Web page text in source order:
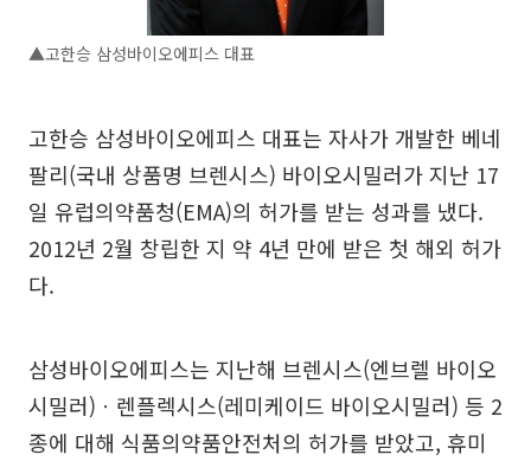
▲고한승 삼성바이오에피스 대표
고한승 삼성바이오에피스 대표는 자사가 개발한 베네
팔리(국내 상품명 브렌시스) 바이오시밀러가 지난 17
일 유럽의약품청(EMA)의 허가를 받는 성과를 냈다.
2012년 2월 창립한 지 약 4년 만에 받은 첫 해외 허가
다.
삼성바이오에피스는 지난해 브렌시스(엔브렐 바이오
시밀러)ㆍ렌플렉시스(레미케이드 바이오시밀러) 등 2
종에 대해 식품의약품안전처의 허가를 받았고, 휴미